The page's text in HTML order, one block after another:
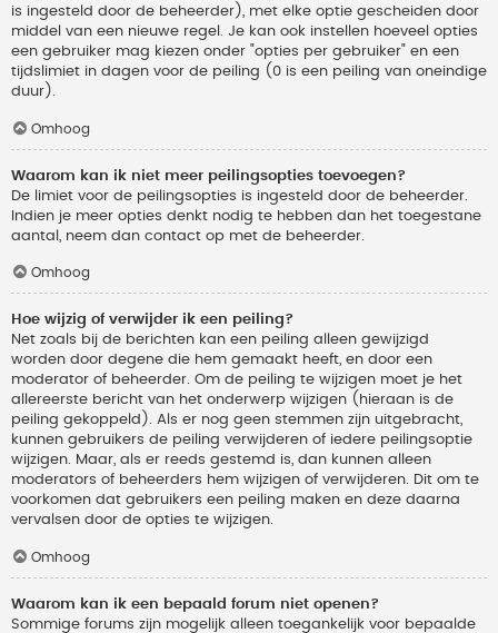
is ingesteld door de beheerder), met elke optie gescheiden door
middel van een nieuwe regel. Je kan ook instellen hoeveel opties
een gebruiker mag kiezen onder "opties per gebruiker" en een
tijdslimiet in dagen voor de peiling (0 is een peiling van oneindige
duur).
Omhoog
Waarom kan ik niet meer peilingsopties toevoegen?
De limiet voor de peilingsopties is ingesteld door de beheerder.
Indien je meer opties denkt nodig te hebben dan het toegestane
aantal, neem dan contact op met de beheerder.
Omhoog
Hoe wijzig of verwijder ik een peiling?
Net zoals bij de berichten kan een peiling alleen gewijzigd
worden door degene die hem gemaakt heeft, en door een
moderator of beheerder. Om de peiling te wijzigen moet je het
allereerste bericht van het onderwerp wijzigen (hieraan is de
peiling gekoppeld). Als er nog geen stemmen zijn uitgebracht,
kunnen gebruikers de peiling verwijderen of iedere peilingsoptie
wijzigen. Maar, als er reeds gestemd is, dan kunnen alleen
moderators of beheerders hem wijzigen of verwijderen. Dit om te
voorkomen dat gebruikers een peiling maken en deze daarna
vervalsen door de opties te wijzigen.
Omhoog
Waarom kan ik een bepaald forum niet openen?
Sommige forums zijn mogelijk alleen toegankelijk voor bepaalde